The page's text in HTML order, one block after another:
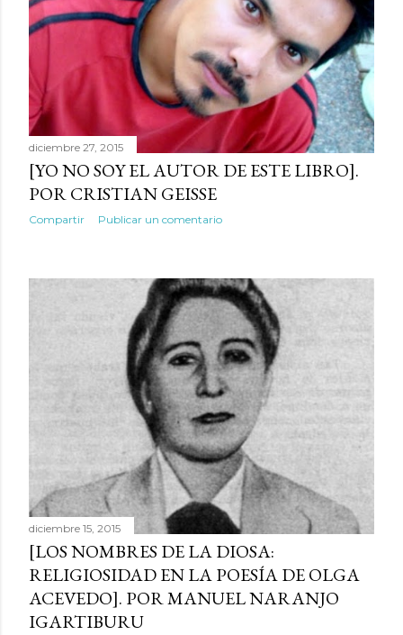
d
a
s
diciembre 27, 2015
[YO NO SOY EL AUTOR DE ESTE LIBRO].
POR CRISTIAN GEISSE
Compartir Publicar un comentario
diciembre 15, 2015
[LOS NOMBRES DE LA DIOSA:
RELIGIOSIDAD EN LA POESÍA DE OLGA
ACEVEDO]. POR MANUEL NARANJO
IGARTIBURU